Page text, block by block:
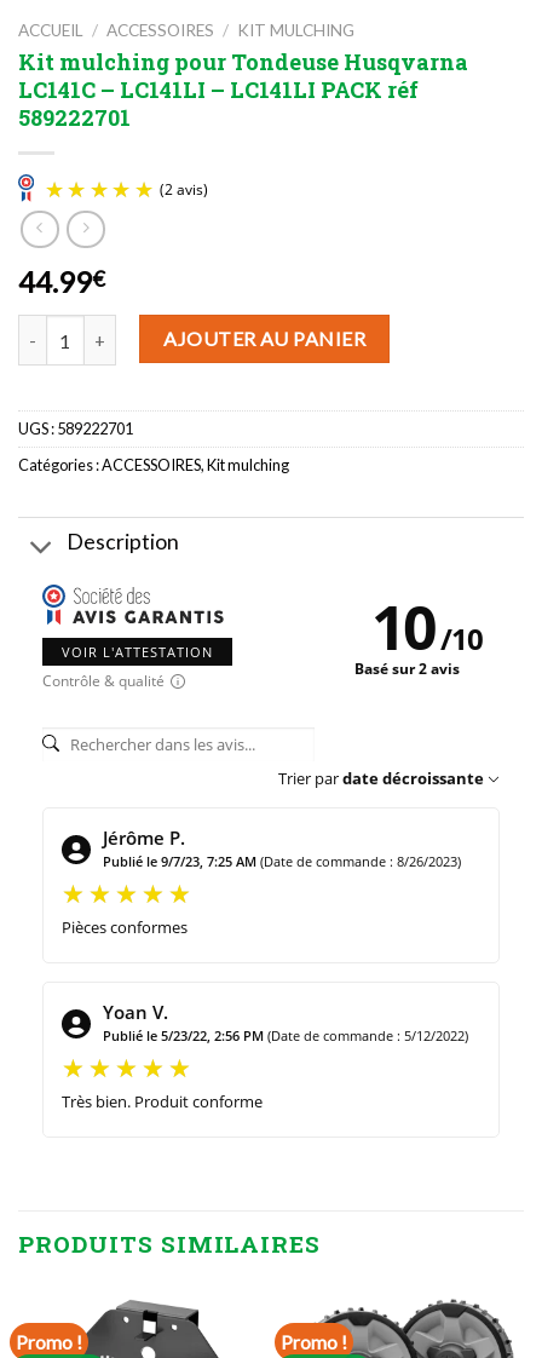
ACCUEIL / ACCESSOIRES / KIT MULCHING
Kit mulching pour Tondeuse Husqvarna
LC141C – LC141LI – LC141LI PACK réf
589222701
(2 avis)
44.99€
AJOUTER AU PANIER
UGS :589222701
Catégories :ACCESSOIRES,Kit mulching
Description
VOIR L'ATTESTATION
Contrôle & qualité
10/10
Basé sur 2 avis
Trier pardate décroissante
Jérôme P.
Publié le 9/7/23, 7:25 AM (Date de commande : 8/26/2023)
Pièces conformes
Yoan V.
Publié le 5/23/22, 2:56 PM (Date de commande : 5/12/2022)
Très bien. Produit conforme
PRODUITS SIMILAIRES
Promo ! Promo !